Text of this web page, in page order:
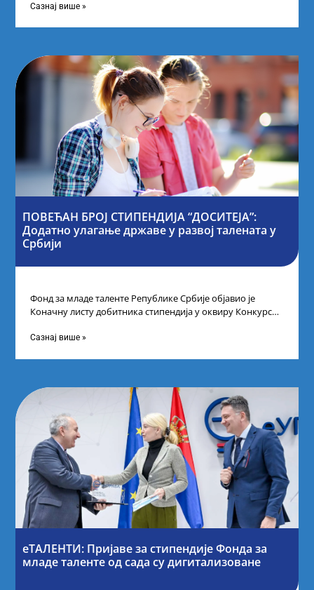
Сазнај више »
ПОВЕЋАН БРОЈ СТИПЕНДИЈА “ДОСИТЕЈА”:
Додатно улагање државе у развој талената у
Србији
Фонд за младе таленте Републике Србије објавио је
Коначну листу добитника стипендија у оквиру Конкурса
Сазнај више »
еТАЛЕНТИ: Пријаве за стипендије Фонда за
младе таленте од сада су дигитализоване